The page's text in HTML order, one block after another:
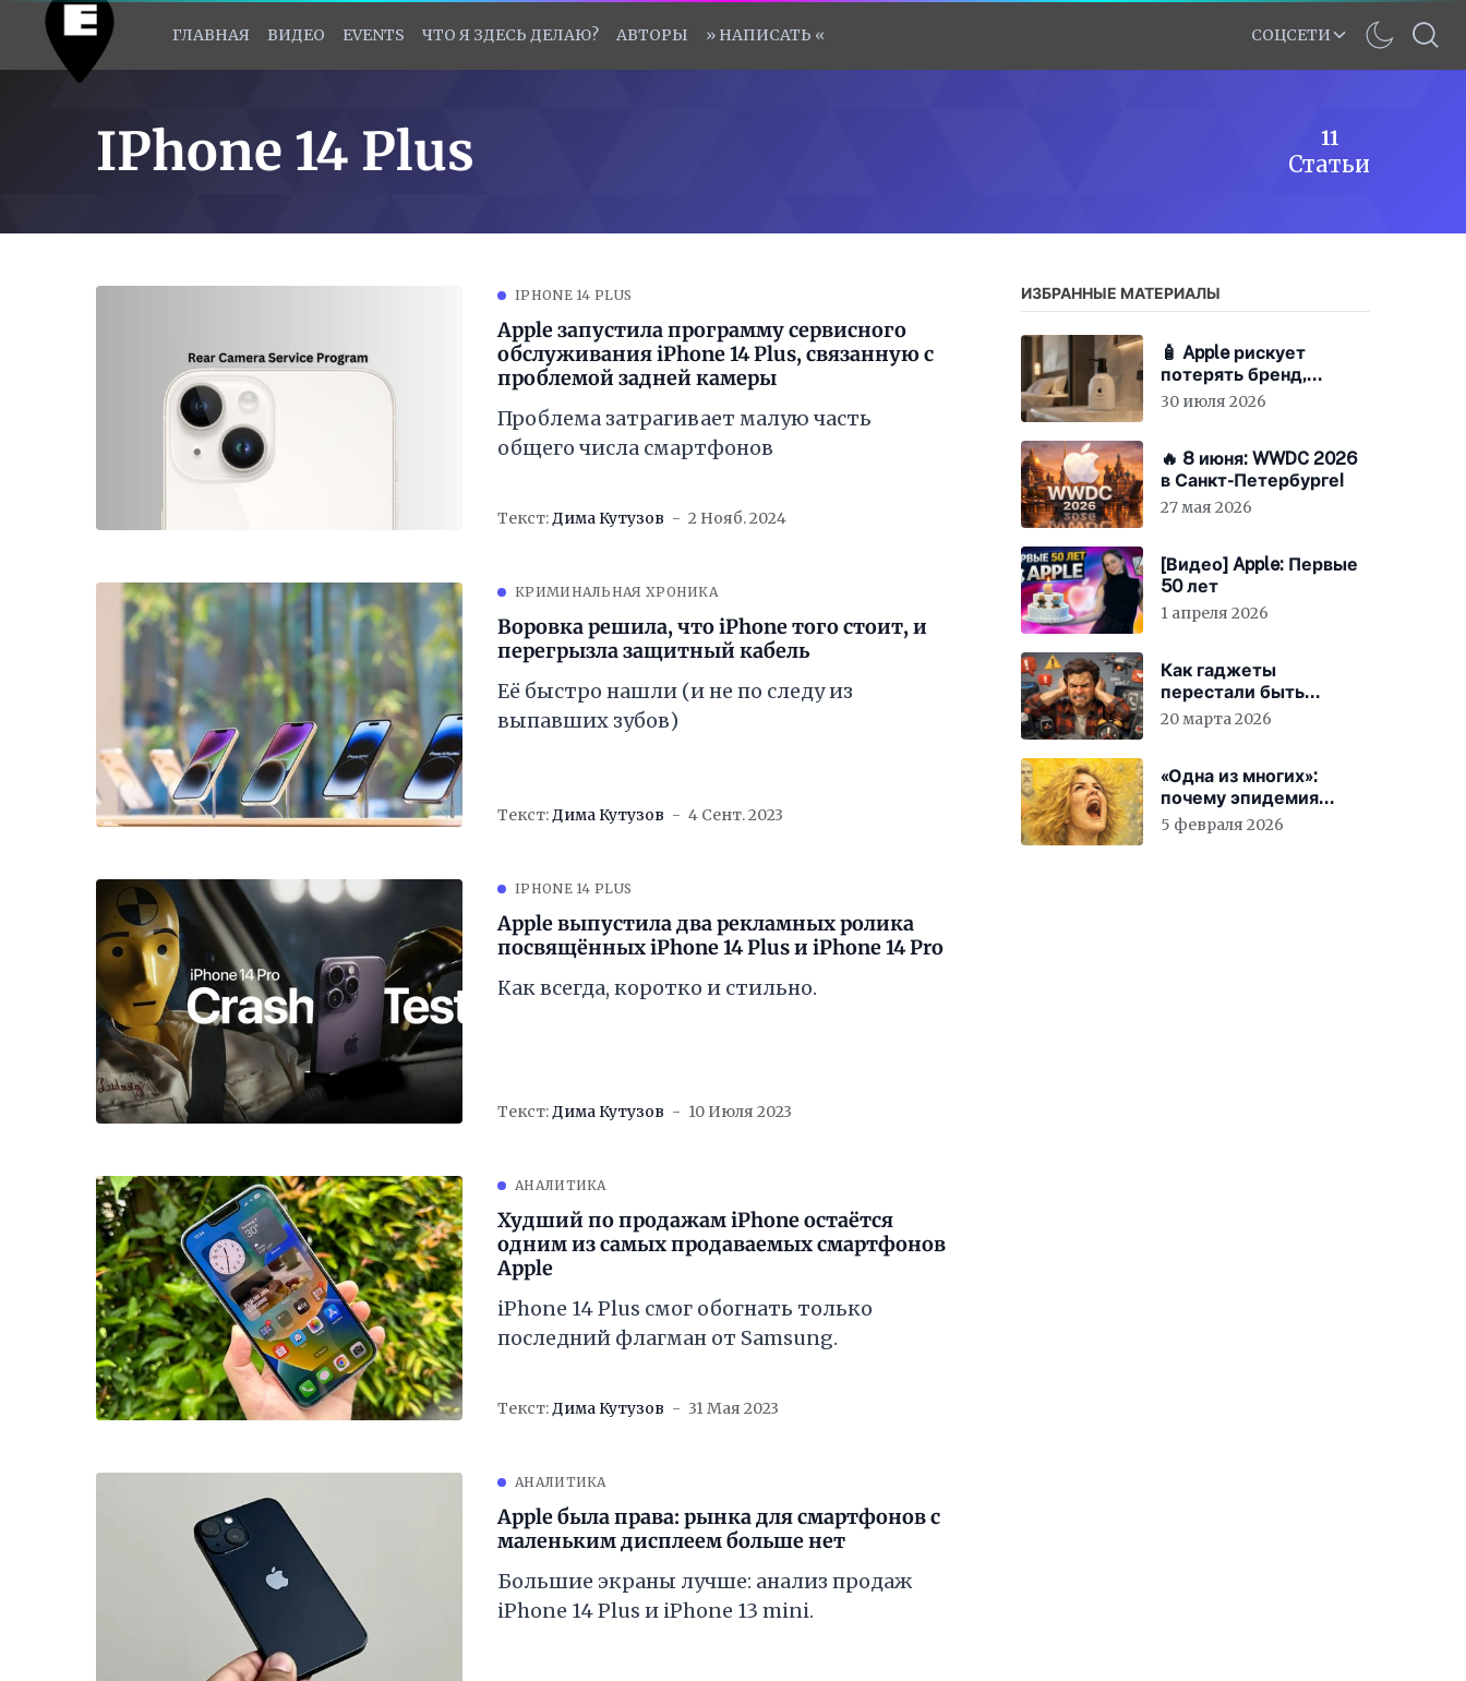
ГЛАВНАЯ ВИДЕО EVENTS ЧТО Я ЗДЕСЬ ДЕЛАЮ? АВТОРЫ » НАПИСАТЬ « СОЦСЕТИ
IPhone 14 Plus 11
Статьи
IPHONE 14 PLUS
Apple запустила программу сервисного
обслуживания iPhone 14 Plus, связанную с
проблемой задней камеры
Проблема затрагивает малую часть
общего числа смартфонов
Текст:Дима Кутузов 2 Нояб. 2024
КРИМИНАЛЬНАЯ ХРОНИКА
Воровка решила, что iPhone того стоит, и
перегрызла защитный кабель
Её быстро нашли (и не по следу из
выпавших зубов)
Текст:Дима Кутузов 4 Сент. 2023
IPHONE 14 PLUS
Apple выпустила два рекламных ролика
посвящённых iPhone 14 Plus и iPhone 14 Pro
Как всегда, коротко и стильно.
Текст:Дима Кутузов 10 Июля 2023
АНАЛИТИКА
Худший по продажам iPhone остаётся
одним из самых продаваемых смартфонов
Apple
iPhone 14 Plus смог обогнать только
последний флагман от Samsung.
Текст:Дима Кутузов 31 Мая 2023
АНАЛИТИКА
Apple была права: рынка для смартфонов с
маленьким дисплеем больше нет
Большие экраны лучше: анализ продаж
iPhone 14 Plus и iPhone 13 mini.
ИЗБРАННЫЕ МАТЕРИАЛЫ
🧴 Apple рискует
потерять бренд,
экономя на «мыле»
30 июля 2026
🔥 8 июня: WWDC 2026
в Санкт-Петербурге!
27 мая 2026
[Видео] Apple: Первые
50 лет
1 апреля 2026
Как гаджеты
перестали быть
просто устройствами и
20 марта 2026
«Одна из многих»:
почему эпидемия
счастья страшнее
5 февраля 2026